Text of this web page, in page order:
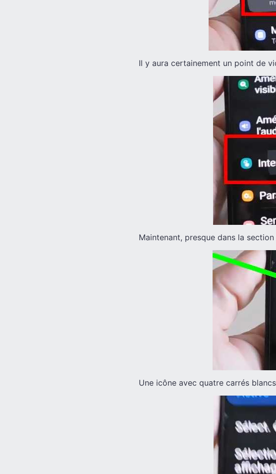
Il y aura certainement un point de
Maintenant, presque dans la
Une icône avec quatre carrés